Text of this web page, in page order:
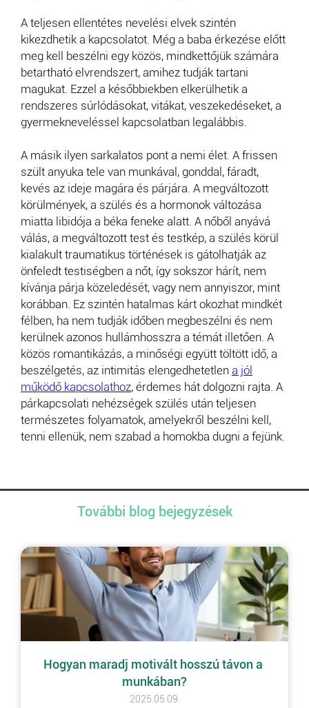
A teljesen ellentétes nevelési elvek szintén
kikezdhetik a kapcsolatot. Még a baba érkezése előtt
meg kell beszélni egy közös, mindkettőjük számára
betartható elvrendszert, amihez tudják tartani
magukat. Ezzel a későbbiekben elkerülhetik a
rendszeres súrlódásokat, vitákat, veszekedéseket, a
gyermekneveléssel kapcsolatban legalábbis.
A másik ilyen sarkalatos pont a nemi élet. A frissen
szült anyuka tele van munkával, gonddal, fáradt,
kevés az ideje magára és párjára. A megváltozott
körülmények, a szülés és a hormonok változása
miatta libidója a béka feneke alatt. A nőből anyává
válás, a megváltozott test és testkép, a szülés körül
kialakult traumatikus történések is gátolhatják az
önfeledt testiségben a nőt, így sokszor hárít, nem
kívánja párja közeledését, vagy nem annyiszor, mint
korábban. Ez szintén hatalmas kárt okozhat mindkét
félben, ha nem tudják időben megbeszélni és nem
kerülnek azonos hullámhosszra a témát illetően. A
közös romantikázás, a minőségi együtt töltött idő, a
beszélgetés, az intimitás elengedhetetlen a jól
működő kapcsolathoz, érdemes hát dolgozni rajta. A
párkapcsolati nehézségek szülés után teljesen
természetes folyamatok, amelyekről beszélni kell,
tenni ellenük, nem szabad a homokba dugni a fejünk.
További blog bejegyzések
Hogyan maradj motivált hosszú távon a
munkában?
2025.05.09.